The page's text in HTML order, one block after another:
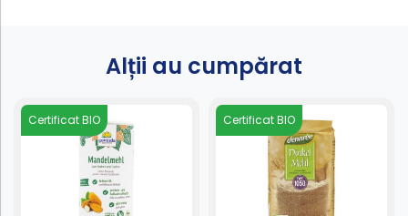
Alții au cumpărat
Certificat BIO Certificat BIO